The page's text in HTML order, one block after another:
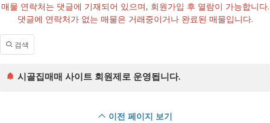
매물 연락처는 댓글에 기재되어 있으며, 회원가입 후 열람이 가능합니다.
댓글에 연락처가 없는 매물은 거래중이거나 완료된 매물입니다.
검색
시골집매매 사이트 회원제로 운영됩니다.
이전 페이지 보기